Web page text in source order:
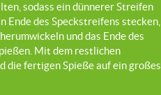
sodass ein dünnerer Streifen
Ende des Speckstreifens stecken,
und das Ende des
Mit dem restlichen
die fertigen Spieße auf ein großes